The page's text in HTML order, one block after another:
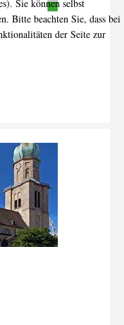
Sie können selbst
Bitte beachten Sie, dass bei
der Seite zur